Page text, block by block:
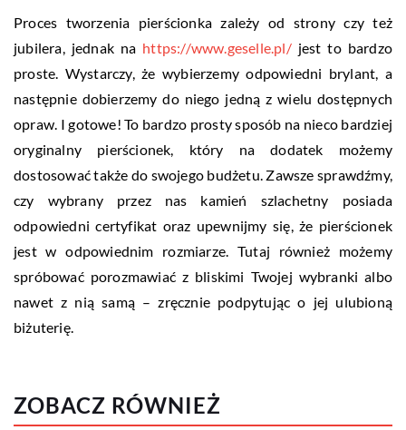
Proces tworzenia pierścionka zależy od strony czy też
jubilera, jednak na https://www.geselle.pl/jest to bardzo
proste. Wystarczy, że wybierzemy odpowiedni brylant, a
następnie dobierzemy do niego jedną z wielu dostępnych
opraw. I gotowe! To bardzo prosty sposób na nieco bardziej
oryginalny pierścionek, który na dodatek możemy
dostosować także do swojego budżetu. Zawsze sprawdźmy,
czy wybrany przez nas kamień szlachetny posiada
odpowiedni certyfikat oraz upewnijmy się, że pierścionek
jest w odpowiednim rozmiarze. Tutaj również możemy
spróbować porozmawiać z bliskimi Twojej wybranki albo
nawet z nią samą – zręcznie podpytując o jej ulubioną
biżuterię.
ZOBACZ RÓWNIEŻ